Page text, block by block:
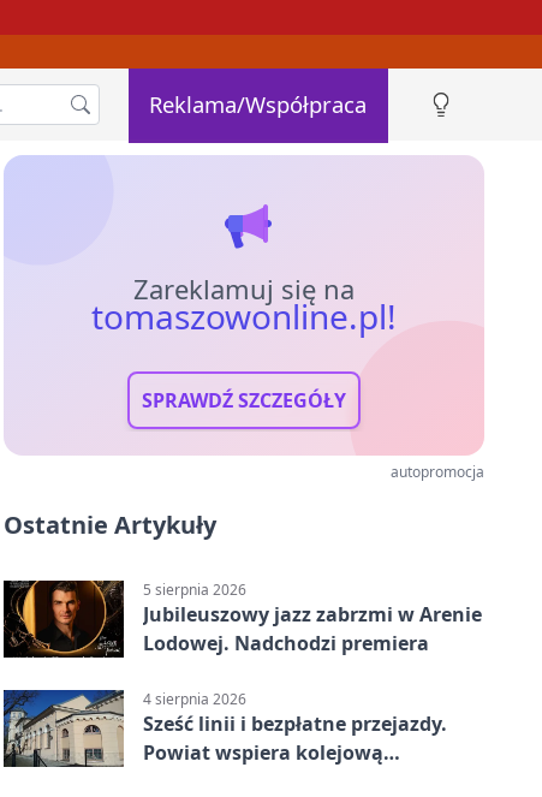
Reklama/Współpraca
Zareklamuj się na
tomaszowonline.pl!
SPRAWDŹ SZCZEGÓŁY
autopromocja
Ostatnie Artykuły
5 sierpnia 2026
Jubileuszowy jazz zabrzmi w Arenie
Lodowej. Nadchodzi premiera
4 sierpnia 2026
Sześć linii i bezpłatne przejazdy.
Powiat wspiera kolejową